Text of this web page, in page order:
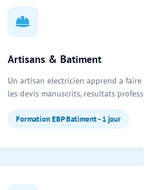
Artisans & Batiment
Un artisan electricien apprend a faire ses
les devis manuscrits, resultats
Formation EBP Batiment - 1 jour